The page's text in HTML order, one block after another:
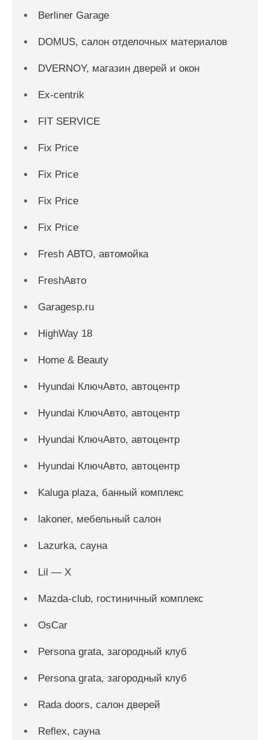
Berliner Garage
DOMUS, салон отделочных материалов
DVERNOY, магазин дверей и окон
Ex-centrik
FIT SERVICE
Fix Price
Fix Price
Fix Price
Fix Price
Fresh АВТО, автомойка
FreshАвто
Garagesp.ru
HighWay 18
Home & Beauty
Hyundai КлючАвто, автоцентр
Hyundai КлючАвто, автоцентр
Hyundai КлючАвто, автоцентр
Hyundai КлючАвто, автоцентр
Kaluga plaza, банный комплекс
lakoner, мебельный салон
Lazurka, сауна
Lil — X
Mazda-club, гостиничный комплекс
OsCar
Persona grata, загородный клуб
Persona grata, загородный клуб
Rada doors, салон дверей
Reflex, сауна